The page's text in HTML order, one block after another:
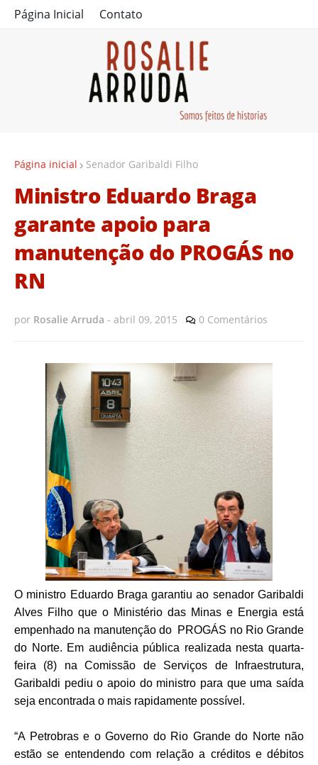
Página Inicial Contato
Página inicial Senador Garibaldi Filho
Ministro Eduardo Braga
garante apoio para
manutenção do PROGÁS no
RN
por Rosalie Arruda - abril 09, 2015 0 Comentários
O ministro Eduardo Braga garantiu ao senador Garibaldi
Alves Filho que o Ministério das Minas e Energia está
empenhado na manutenção do PROGÁS no Rio Grande
do Norte. Em audiência pública realizada nesta quarta-
feira (8) na Comissão de Serviços de Infraestrutura,
Garibaldi pediu o apoio do ministro para que uma saída
seja encontrada o mais rapidamente possível.
“A Petrobras e o Governo do Rio Grande do Norte não
estão se entendendo com relação a créditos e débitos